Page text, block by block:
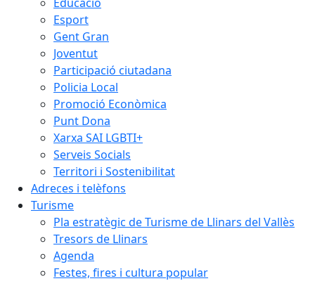
Esport
Gent Gran
Joventut
Participació ciutadana
Policia Local
Promoció Econòmica
Punt Dona
Xarxa SAI LGBTI+
Serveis Socials
Territori i Sostenibilitat
Adreces i telèfons
Turisme
Pla estratègic de Turisme de Llinars del Vallès
Tresors de Llinars
Agenda
Festes, fires i cultura popular